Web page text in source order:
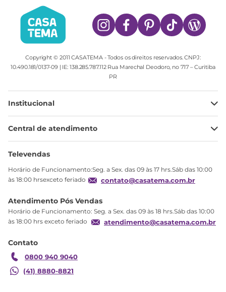
Copyright © 2011 CASATEMA - Todos os direitos reservados. CNPJ:
10.490.181/0137-09 | IE: 138.285.787.112 Rua Marechal Deodoro, no 717 – Curitiba
PR
Institucional
Minha Conta
Meus pedidos
Troca
Garantia
Central de atendimento
Ajuda
Televendas
Horário de Funcionamento:Seg. a Sex. das 09 às 17 hrs.Sáb das 10:00
às 18:00 hrsexceto feriado
contato@casatema.com.br
Atendimento Pós Vendas
Horário de Funcionamento: Seg. a Sex. das 09 às 18 hrs.Sáb das 10:00
às 18:00 hrs exceto feriado
atendimento@casatema.com.br
Contato
0800 940 9040
(41) 8880-8821